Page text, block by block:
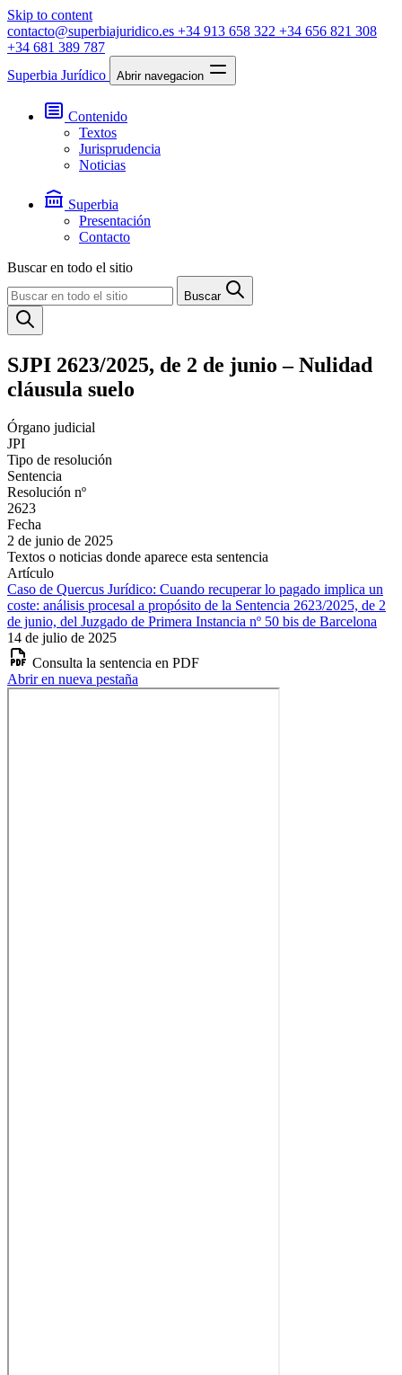
Skip to content
contacto@superbiajuridico.es +34 913 658 322 +34 656 821 308
+34 681 389 787
Superbia Jurídico
Abrir navegacion
Contenido
Textos
Jurisprudencia
Noticias
Superbia
Presentación
Contacto
Buscar en todo el sitio
Buscar
SJPI 2623/2025, de 2 de junio – Nulidad
cláusula suelo
Órgano judicial
JPI
Tipo de resolución
Sentencia
Resolución nº
2623
Fecha
2 de junio de 2025
Textos o noticias donde aparece esta sentencia
Artículo
Caso de Quercus Jurídico: Cuando recuperar lo pagado implica un
coste: análisis procesal a propósito de la Sentencia 2623/2025, de 2
de junio, del Juzgado de Primera Instancia nº 50 bis de Barcelona
14 de julio de 2025
Consulta la sentencia en PDF
Abrir en nueva pestaña